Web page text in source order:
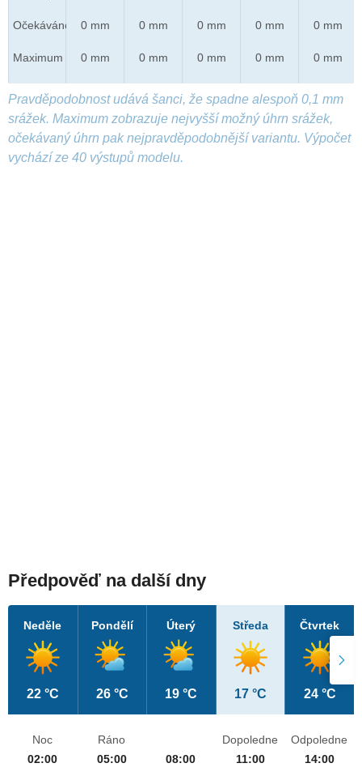
Očekáváno
Maximum
0 mm
0 mm
0 mm
0 mm
0 mm
0 mm
0 mm
0 mm
0 mm
0 mm
Pravděpodobnost udává šanci, že spadne alespoň 0,1 mm
srážek. Maximum zobrazuje nejvyšší možný úhrn srážek,
očekávaný úhrn pak nejpravděpodobnější variantu. Výpočet
vychází ze 40 výstupů modelu.
Předpověď na další dny
Neděle
22 °C
Pondělí
26 °C
Úterý
19 °C
Středa
17 °C
Čtvrtek
24 °C
Noc
02:00
Ráno
05:00
08:00
Dopoledne
11:00
Odpoledne
14:00